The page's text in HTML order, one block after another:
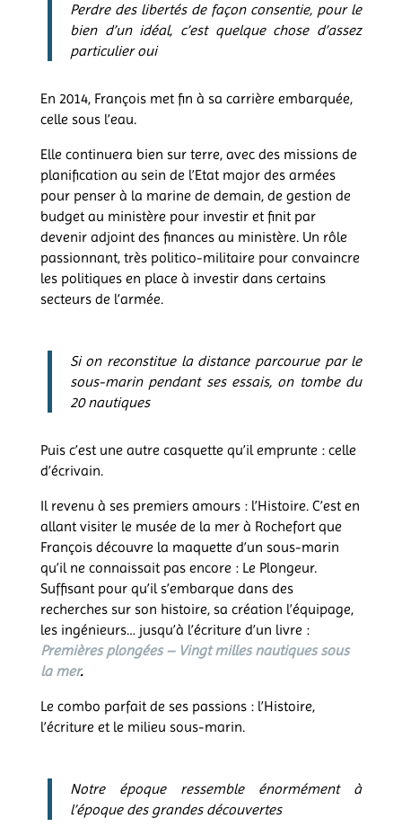
Perdre des libertés de façon consentie, pour le
bien d’un idéal, c’est quelque chose d’assez
particulier oui
En 2014, François met fin à sa carrière embarquée,
celle sous l’eau.
Elle continuera bien sur terre, avec des missions de
planification au sein de l’Etat major des armées
pour penser à la marine de demain, de gestion de
budget au ministère pour investir et finit par
devenir adjoint des finances au ministère. Un rôle
passionnant, très politico-militaire pour convaincre
les politiques en place à investir dans certains
secteurs de l’armée.
Si on reconstitue la distance parcourue par le
sous-marin pendant ses essais, on tombe du
20 nautiques
Puis c’est une autre casquette qu’il emprunte : celle
d’écrivain.
Il revenu à ses premiers amours : l’Histoire. C’est en
allant visiter le musée de la mer à Rochefort que
François découvre la maquette d’un sous-marin
qu’il ne connaissait pas encore : Le Plongeur.
Suffisant pour qu’il s’embarque dans des
recherches sur son histoire, sa création l’équipage,
les ingénieurs… jusqu’à l’écriture d’un livre :
Premières plongées – Vingt milles nautiques sous
la mer.
Le combo parfait de ses passions : l’Histoire,
l’écriture et le milieu sous-marin.
Notre époque ressemble énormément à
l’époque des grandes découvertes